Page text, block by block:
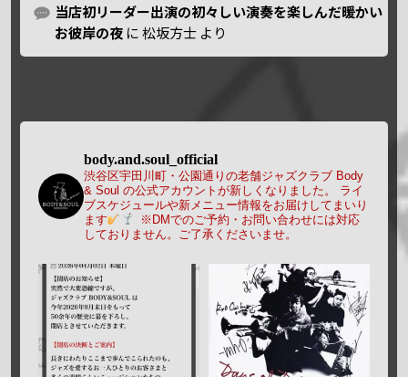
当店初リーダー出演の初々しい演奏を楽しんだ暖かい
お彼岸の夜 に松坂方士 より
body.and.soul_official
渋谷区宇田川町・公園通りの老舗ジャズクラブ Body
& Soul の公式アカウントが新しくなりました。
ライ
ブスケジュールや新メニュー情報をお届けしてまいり
ます
※DMでのご予約・お問い合わせには対応
しておりません。ご了承くださいませ。